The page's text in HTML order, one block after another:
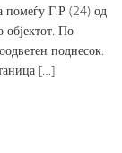
помеѓу Г.Р (24) од
објектот. По
поднесок.
[…]